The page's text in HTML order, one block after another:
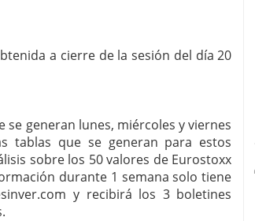
a cierre de la sesión del día 20
se generan lunes, miércoles y viernes
tablas que se generan para estos
sobre los 50 valores de Eurostoxx
durante 1 semana solo tiene
y recibirá los 3 boletines